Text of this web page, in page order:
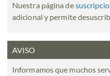
Nuestra página de
adicional y permite
AVISO
Informamos que muchos